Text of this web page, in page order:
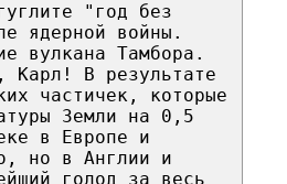
"год без
ядерной войны.
вулкана Тамбора.
Карл! В результате
частичек, которые
Земли на 0,5
в Европе и
но в Англии и
голод за весь